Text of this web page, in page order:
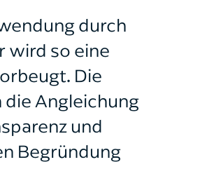
durch
wird so eine
Die
Angleichung
und
Begründung